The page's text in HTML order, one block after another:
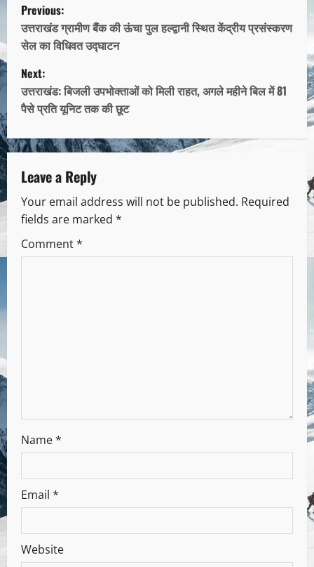
Previous:
उत्तराखंड ग्रामीण बैंक की ऊंचा पुल हल्द्वानी स्थित केंद्रीय प्रसंस्करण
सेल का विधिवत उद्घाटन
Next:
उत्तराखंड: बिजली उपभोक्ताओं को मिली राहत, अगले महीने बिल में 81
पैसे प्रति यूनिट तक की छूट
Leave a Reply
Your email address will not be published. Required
fields are marked *
Comment*
Name*
Email *
Website